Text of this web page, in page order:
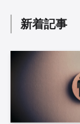
新着記事